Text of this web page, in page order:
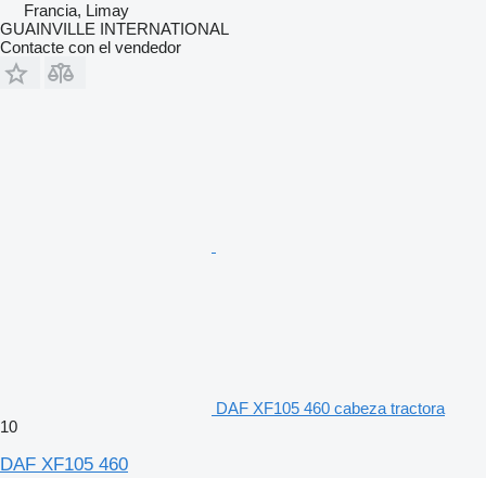
Francia, Limay
GUAINVILLE INTERNATIONAL
Contacte con el vendedor
DAF XF105 460 cabeza tractora
10
DAF XF105 460